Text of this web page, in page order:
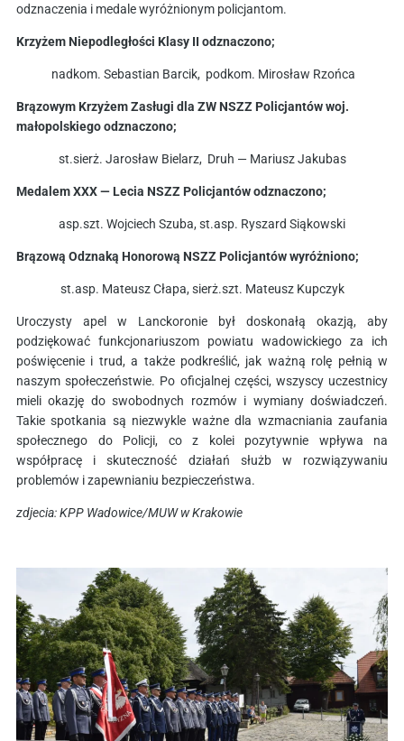
odznaczenia i medale wyróżnionym policjantom.
Krzyżem Niepodległości Klasy II odznaczono;
nadkom. Sebastian Barcik, podkom. Mirosław Rzońca
Brązowym Krzyżem Zasługi dla ZW NSZZ Policjantów woj.
małopolskiego odznaczono;
st.sierż. Jarosław Bielarz, Druh — Mariusz Jakubas
Medalem XXX — Lecia NSZZ Policjantów odznaczono;
asp.szt. Wojciech Szuba, st.asp. Ryszard Siąkowski
Brązową Odznaką Honorową NSZZ Policjantów wyróżniono;
st.asp. Mateusz Cłapa, sierż.szt. Mateusz Kupczyk
Uroczysty apel w Lanckoronie był doskonałą okazją, aby
podziękować funkcjonariuszom powiatu wadowickiego za ich
poświęcenie i trud, a także podkreślić, jak ważną rolę pełnią w
naszym społeczeństwie. Po oficjalnej części, wszyscy uczestnicy
mieli okazję do swobodnych rozmów i wymiany doświadczeń.
Takie spotkania są niezwykle ważne dla wzmacniania zaufania
społecznego do Policji, co z kolei pozytywnie wpływa na
współpracę i skuteczność działań służb w rozwiązywaniu
problemów i zapewnianiu bezpieczeństwa.
zdjecia: KPP Wadowice/MUW w Krakowie